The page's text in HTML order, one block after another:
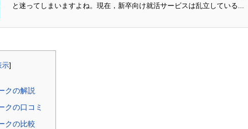
と迷ってしまいますよね。現在，新卒向け就活サービスは乱立している...
示]
クの解説
クの口コミ
クの比較